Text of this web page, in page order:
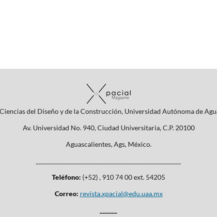
del Diseño y de la Construcción, Universidad Autónoma de
Av. Universidad No. 940, Ciudad Universitaria, C.P. 20100
Aguascalientes, Ags, México.
Teléfono: (+52) , 910 74 00 ext. 54205
Correo: revista.xpacial@edu.uaa.mx